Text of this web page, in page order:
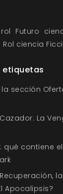
Futuro
ciencia
etiquetas
sección
La
qué contiene
Apocalipsis?